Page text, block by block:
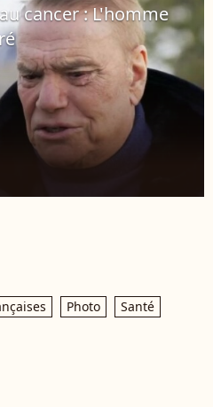
cancer : L'homme
Photo Santé